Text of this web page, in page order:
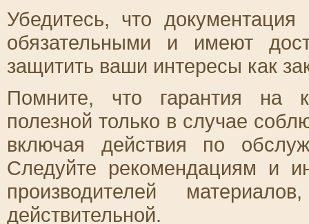
Убедитесь, что
обязательными и имеют
защитить ваши интересы как
Помните, что гарантия на
полезной только в случае
включая действия по
Следуйте рекомендациям и
производителей
действительной.